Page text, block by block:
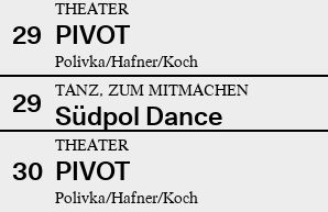
29
THEATER
PIVOT
Polivka/Hafner/Koch
29 TANZ, ZUM MITMACHEN
Südpol Dance
30
THEATER
PIVOT
Polivka/Hafner/Koch